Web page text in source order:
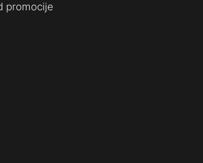
promocije